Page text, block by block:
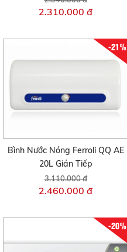
2.310.000 đ
-21%
Bình Nước Nóng Ferroli QQ AE
20L Gián Tiếp
3.110.000 đ
2.460.000 đ
-20%